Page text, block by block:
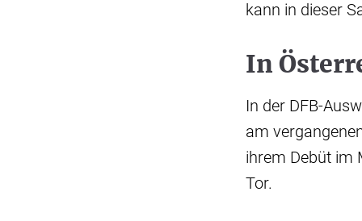
kann in dieser
In
In der DFB-
am
ihrem Debüt im
Tor.